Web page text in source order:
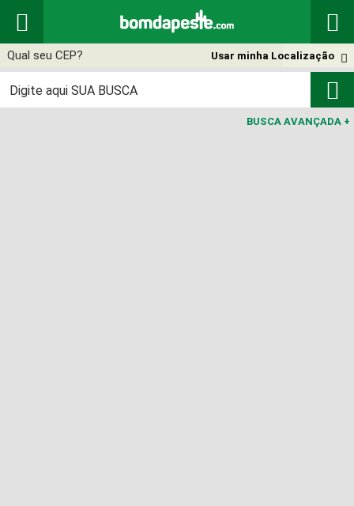
 

Usar minha Localização

BUSCA AVANÇADA +